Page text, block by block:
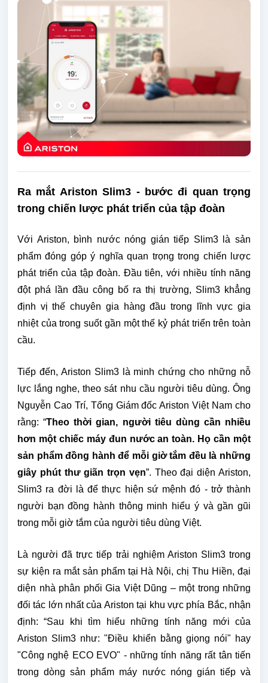
Ra mắt Ariston Slim3 - bước đi quan trọng
trong chiến lược phát triển của tập đoàn
Với Ariston, bình nước nóng gián tiếp Slim3 là sản
phẩm đóng góp ý nghĩa quan trọng trong chiến lược
phát triển của tập đoàn. Đầu tiên, với nhiều tính năng
đột phá lần đầu công bố ra thị trường, Slim3 khẳng
định vị thế chuyên gia hàng đầu trong lĩnh vực gia
nhiệt của trong suốt gần một thế kỷ phát triển trên toàn
cầu.
Tiếp đến, Ariston Slim3 là minh chứng cho những nỗ
lực lắng nghe, theo sát nhu cầu người tiêu dùng. Ông
Nguyễn Cao Trí, Tổng Giám đốc Ariston Việt Nam cho
rằng: “Theo thời gian, người tiêu dùng cần nhiều
hơn một chiếc máy đun nước an toàn. Họ cần một
sản phẩm đồng hành để mỗi giờ tắm đều là những
giây phút thư giãn trọn vẹn”. Theo đại diện Ariston,
Slim3 ra đời là để thực hiện sứ mệnh đó - trở thành
người bạn đồng hành thông minh hiểu ý và gần gũi
trong mỗi giờ tắm của người tiêu dùng Việt.
Là người đã trực tiếp trải nghiệm Ariston Slim3 trong
sự kiện ra mắt sản phẩm tại Hà Nội, chị Thu Hiền, đại
diện nhà phân phối Gia Việt Dũng – một trong những
đối tác lớn nhất của Ariston tại khu vực phía Bắc, nhận
định: “Sau khi tìm hiểu những tính năng mới của
Ariston Slim3 như: "Điều khiển bằng giọng nói" hay
"Công nghệ ECO EVO" - những tính năng rất tân tiến
trong dòng sản phẩm máy nước nóng gián tiếp và